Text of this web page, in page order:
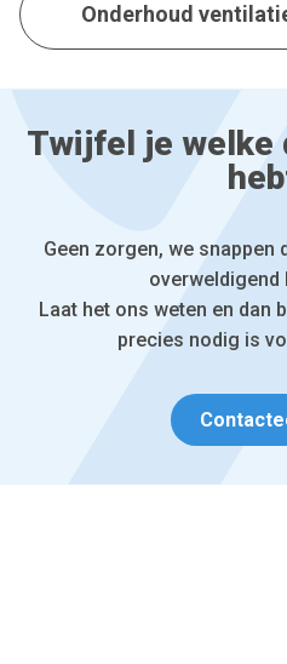
Onderhoud
Twijfel je welke
Geen zorgen, we snappen
overweldigend
Laat het ons weten en dan
precies nodig is